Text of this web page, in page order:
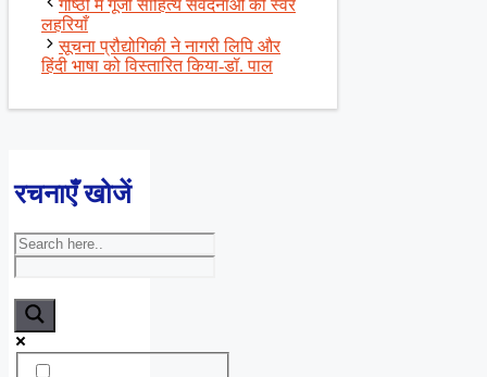
गोष्ठी में गूंजी साहित्य संवेदनाओं की स्वर
लहरियाँ
सूचना प्रौद्योगिकी ने नागरी लिपि और
हिंदी भाषा को विस्तारित किया-डॉ. पाल
रचनाएँ खोजें